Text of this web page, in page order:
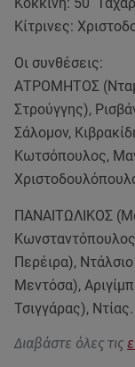
Κίτρινες:
Οι συνθέσεις:
ΑΤΡΟΜΗΤΟΣ
Στρούγγης),
Σάλομον,
Κωτσόπουλος,
ΠΑΝΑΙΤΩΛΙΚΟΣ
Περέιρα), Ντάλσιο
Μεντόσα),
Τσιγγάρας), Ντίας.
Διαβάστε όλες τις